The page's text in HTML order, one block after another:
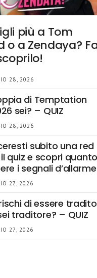
più a Tom
o a Zendaya?
28, 2026
di Temptation
sei? – QUIZ
28, 2026
subito una red
quiz e scopri
i segnali d’allarme
27, 2026
di essere
traditore? – QUIZ
27, 2026